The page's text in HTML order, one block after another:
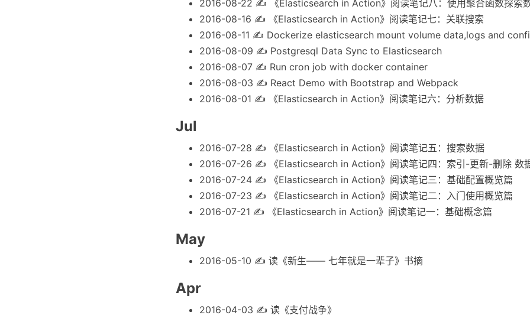
2016-08-22 ✍
《Elasticsearch in Action》阅读笔记八：使用聚合函数探索
2016-08-16 ✍
《Elasticsearch in Action》阅读笔记七：关联搜索
2016-08-11 ✍ Dockerize elasticsearch mount volume data,logs and
2016-08-09 ✍ Postgresql Data Sync to Elasticsearch
2016-08-07 ✍ Run cron job with docker container
2016-08-03 ✍ React Demo with Bootstrap and Webpack
2016-08-01 ✍ 《Elasticsearch in Action》阅读笔记六：分析数据
Jul
2016-07-28 ✍
《Elasticsearch in Action》阅读笔记五：搜索数据
2016-07-26 ✍
《Elasticsearch in Action》阅读笔记四：索引-更新-删除 数
2016-07-24 ✍
《Elasticsearch in Action》阅读笔记三：基础配置概览篇
2016-07-23 ✍
《Elasticsearch in Action》阅读笔记二：入门使用概览篇
2016-07-21 ✍ 《Elasticsearch in Action》阅读笔记一：基础概念篇
May
2016-05-10 ✍ 读《新生—— 七年就是一辈子》书摘
Apr
2016-04-03 ✍ 读《支付战争》